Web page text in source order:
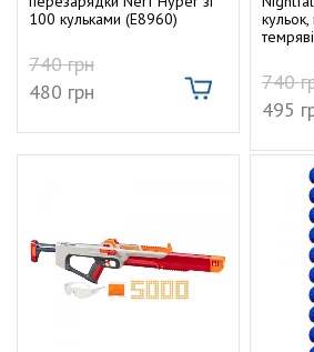
100 кульками (E8960)
740грн
480 грн
кульок,
740
495